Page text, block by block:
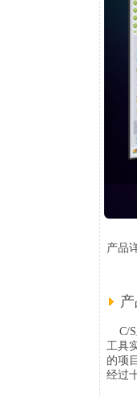
产品
C/S
工具
的项
经过